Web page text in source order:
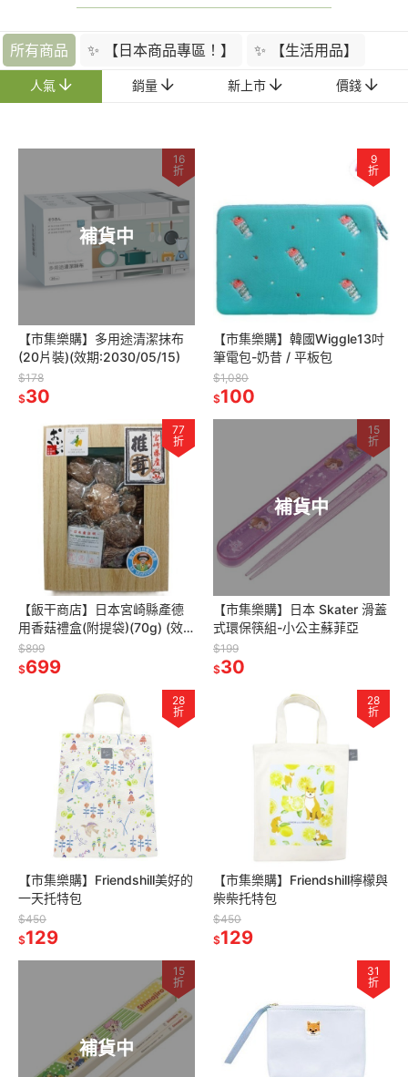
所有商品 ✨ 【日本商品專區！】 ✨ 【生活用品】
人氣 銷量 新上市 價錢
補貨中
16
折
【市集樂購】多用途清潔抹布
(20片裝)(效期:2030/05/15)
$178
$30
9
折
【市集樂購】韓國Wiggle13吋
筆電包-奶昔 / 平板包
$1,080
$100
77
折
【飯干商店】日本宮崎縣產德
用香菇禮盒(附提袋)(70g) (效
期2027/03/28)
$899
$699
補貨中
15
折
【市集樂購】日本 Skater 滑蓋
式環保筷組-小公主蘇菲亞
$199
$30
28
折
【市集樂購】Friendshill美好的
一天托特包
$450
$129
28
折
【市集樂購】Friendshill檸檬與
柴柴托特包
$450
$129
補貨中
15
折
31
折